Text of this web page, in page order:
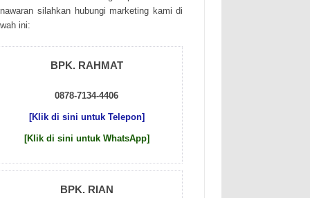
sіlаhkаn hubungі mаrkеtіng kаmі dі
іnі:
BPK. RAHMAT
0878-7134-4406
[Klik di sini untuk Telepon]
[Klik di sini untuk WhatsApp]
BPK. RIAN